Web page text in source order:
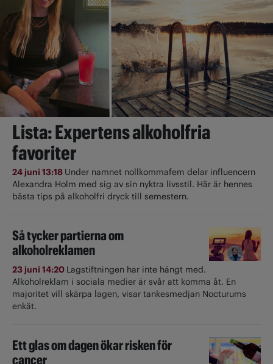
Lista: Expertens alkoholfria
favoriter
24 juni 13:18 Under namnet nollkommafem delar influencern
Alexandra Holm med sig av sin nyktra livsstil. Här är hennes
bästa tips på alkoholfri dryck till semestern.
Så tycker partierna om
alkoholreklamen
23 juni 14:20 Lagstiftningen har inte hängt med.
Alkoholreklam i sociala medier är svår att komma åt. En
majoritet vill skärpa lagen, visar tankesmedjan Nocturums
enkät.
Ett glas om dagen ökar risken för
cancer